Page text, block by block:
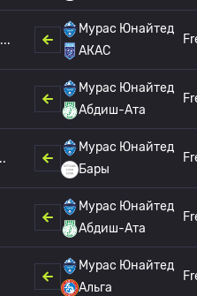
Мурас Юнайтед
АКАС
Мурас Юнайтед
Абдиш-Ата
Мурас Юнайтед
Бары
Мурас Юнайтед
Абдиш-Ата
Мурас Юнайтед
Альга